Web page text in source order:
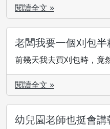
閱讀全文 »
老闆我要一個刈包半
前幾天我去買刈包時，竟
閱讀全文 »
幼兒園老師也挺會講